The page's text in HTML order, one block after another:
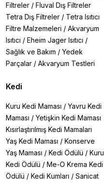
Filtreler / Fluval Dış Filtreler
Tetra Dış Filtreler / Tetra Isıtıcı
Filtre Malzemeleri / Akvaryum
Isıtıcı / Eheim Jager Isıtıcı /
Sağlık ve Bakım / Yedek
Parçalar / Akvaryum Testleri
Kedi
Kuru Kedi Maması / Yavru Kedi
Maması / Yetişkin Kedi Maması
Kısırlaştırılmış Kedi Mamaları
Yaş Kedi Maması / Konserve
Yaş Maması / Kedi Ödülü / Kuru
Kedi Ödülü / Me-O Krema Kedi
Ödülü / Kedi Kumları / Sanicat